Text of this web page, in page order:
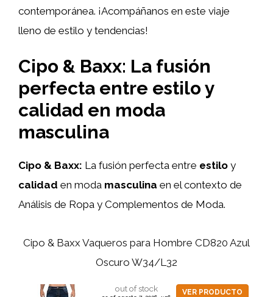
contemporánea. ¡Acompáñanos en este viaje
lleno de estilo y tendencias!
Cipo & Baxx: La fusión
perfecta entre estilo y
calidad en moda
masculina
Cipo & Baxx: La fusión perfecta entre estilo y
calidad en moda masculina en el contexto de
Análisis de Ropa y Complementos de Moda.
Cipo & Baxx Vaqueros para Hombre CD820 Azul
Oscuro W34/L32
out of stock VER PRODUCTO